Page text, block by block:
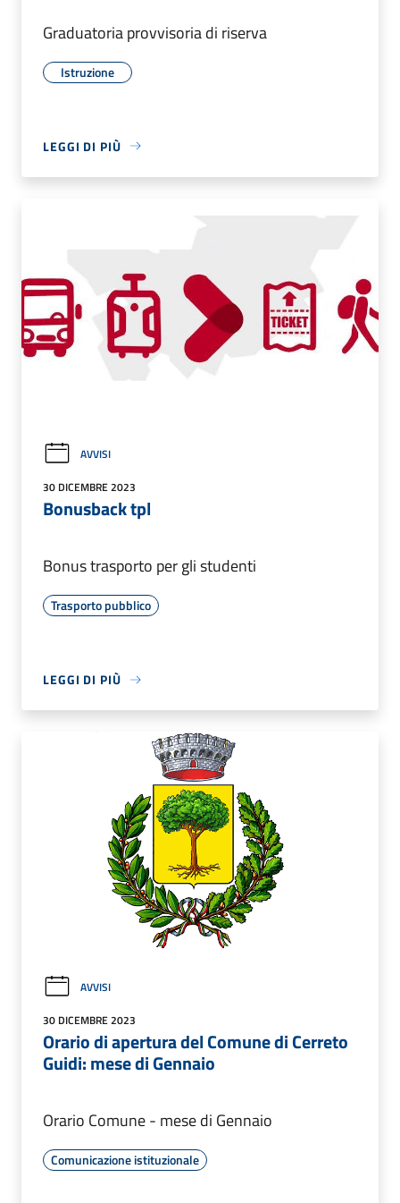
Graduatoria provvisoria di riserva
Istruzione
LEGGI DI PIÙ
AVVISI
30 DICEMBRE 2023
Bonusback tpl
Bonus trasporto per gli studenti
Trasporto pubblico
LEGGI DI PIÙ
AVVISI
30 DICEMBRE 2023
Orario di apertura del Comune di Cerreto
Guidi: mese di Gennaio
Orario Comune - mese di Gennaio
Comunicazione istituzionale